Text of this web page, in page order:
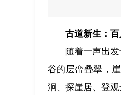
古道新生：
随着一声出
谷的层峦叠翠，
涧、探崖居、登